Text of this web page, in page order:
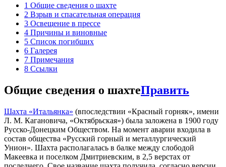
1 Общие сведения о шахте
2 Взрыв и спасательная операция
3 Освещение в прессе
4 Причины и виновные
5 Список погибших
6 Галерея
7 Примечания
8 Ссылки
Общие сведения о шахтеПравить
Шахта «Итальянка» (впоследствии «Красный горняк», имени
Л. М. Кагановича, «Октябрьская») была заложена в 1900 году
Русско-Донецким Обществом. На момент аварии входила в
состав общества «Русский горный и металлургический
Унион». Шахта располагалась в балке между слободой
Макеевка и поселком Дмитриевским, в 2,5 верстах от